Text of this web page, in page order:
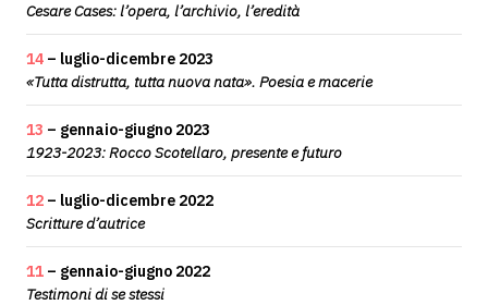
Cesare Cases: l’opera, l’archivio, l’eredità
14 – luglio-dicembre 2023
«Tutta distrutta, tutta nuova nata». Poesia e macerie
13 – gennaio-giugno 2023
1923-2023: Rocco Scotellaro, presente e futuro
12 – luglio-dicembre 2022
Scritture d’autrice
11 – gennaio-giugno 2022
Testimoni di se stessi